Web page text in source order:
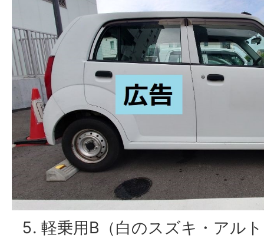
軽乗用B（白のスズキ・アル